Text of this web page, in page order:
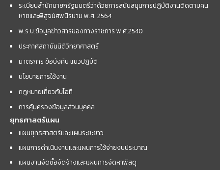
ระเบียบสำนักนายกรัฐมนตรีว่าด้วยการสนับสนุนการปฏิบัติงานติดตามคน
หายและพิสูจน์ศพนิรนาม พ.ศ. 2564
พ.ร.บ.ข้อมูลข่าวสารของทางราชการ พ.ศ.2540
ประกาศสถาบันนิติวิทยาศาสตร์
มาตรการ ข้อบังคับ แนวปฏิบัติ
นโยบายการใช้งาน
กฎหมายเกี่ยวกับไอที
การคุ้มครองข้อมูลส่วนบุคคล
ยุทธศาสตร์แผน
แผนยุทธศาสตร์และแผนระยะยาว
แผนการดำเนินงานและแผนการใช้จ่ายงบประมาณ
แผนงานจัดซื้อจัดจ้างและแผนการจัดหาพัสดุ